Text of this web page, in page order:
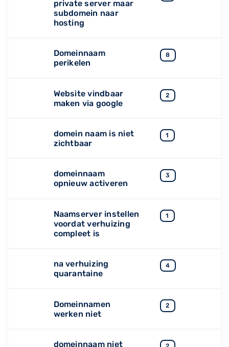
private server maar
subdomein naar
hosting
Domeinnaam
perikelen
8
Website vindbaar
maken via google
2
domein naam is niet
zichtbaar
1
domeinnaam
opnieuw activeren
3
Naamserver instellen
voordat verhuizing
compleet is
1
na verhuizing
quarantaine
4
Domeinnamen
werken niet
2
domeinnaam niet